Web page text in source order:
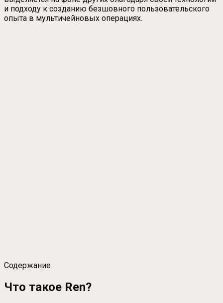
и подходу к созданию безшовного пользовательского
опыта в мультичейновых операциях.
Содержание
Что такое Ren?